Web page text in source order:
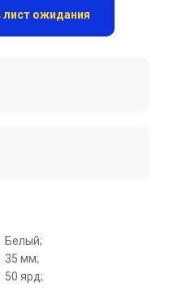
Белый;
35 мм;
50 ярд;
лист ожидания